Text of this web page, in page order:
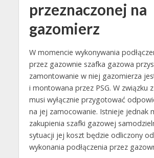
przeznaczonej na
gazomierz
W momencie wykonywania
przez gazownie szafka gazowa
zamontowanie w niej gazomierza
i montowana przez PSG. W związku
musi wyłącznie przygotować
na jej zamocowanie. Istnieje jednak
zakupienia szafki gazowej
sytuacji jej koszt będzie odliczony
wykonania podłączenia przez